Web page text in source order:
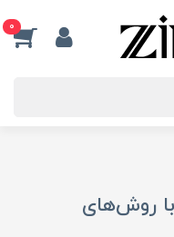
0
روش‌های